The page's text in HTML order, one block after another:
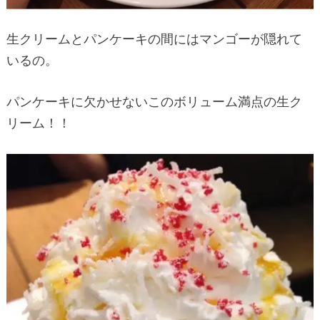
生クリームとパンケーキの間にはマンゴーが隠れて
いるの。
パンケーキに欠かせないこのボリューム満点の生ク
リーム！！